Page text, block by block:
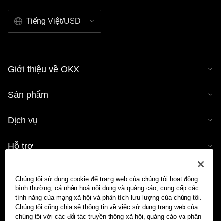
Tiếng Việt/USD
Giới thiệu về OKX
Sản phẩm
Dịch vụ
Hỗ trợ
Công cụ tính tiền mã hóa
Chúng tôi sử dụng cookie để trang web của chúng tôi hoạt động
bình thường, cá nhân hoá nội dung và quảng cáo, cung cấp các
tính năng của mạng xã hội và phân tích lưu lượng của chúng tôi.
Chúng tôi cũng chia sẻ thông tin về việc sử dụng trang web của
chúng tôi với các đối tác truyền thông xã hội, quảng cáo và phân